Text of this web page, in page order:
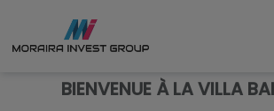
BIENVENUE À LA VILLA